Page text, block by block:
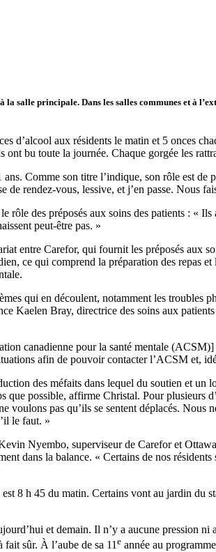
salle principale. Dans les salles communes et à
d’alcool aux résidents le matin et 5 onces
bu toute la journée. Chaque gorgée les
Comme son titre l’indique, son rôle est
rendez-vous, lessive, et j’en passe. Nous
des préposés aux soins des patients : «
peut-être pas. »
entre Carefor, qui fournit les préposés aux
ce qui comprend la préparation des repas
qui en découlent, notamment les troubles
Kaelen Bray, directrice des soins aux
canadienne pour la santé mentale
afin de pouvoir contacter l’ACSM et,
des méfaits dans lequel du soutien et un
possible, affirme Christal. Pour plusieurs
pas qu’ils se sentent déplacés. Nous
le faut. »
Nyembo, superviseur de Carefor et
dans la balance. « Certains de nos
8 h 45 du matin. Certains vont au jardin du
et demain. Il n’y a aucune pression ni
sûr. À l’aube de sa 11e année au